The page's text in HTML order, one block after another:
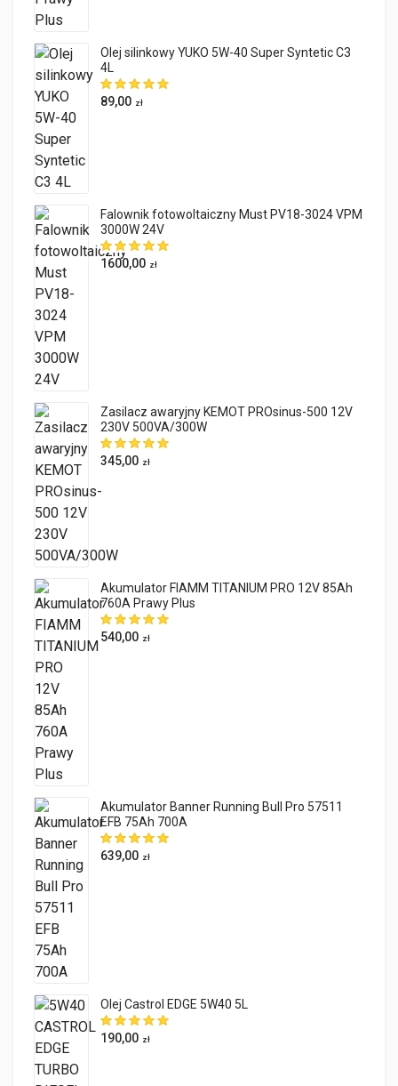
Olej silinkowy YUKO 5W-40 Super Syntetic C3
4L
89,00 zł
Falownik fotowoltaiczny Must PV18-3024 VPM
3000W 24V
1600,00 zł
Zasilacz awaryjny KEMOT PROsinus-500 12V
230V 500VA/300W
345,00 zł
Akumulator FIAMM TITANIUM PRO 12V 85Ah
760A Prawy Plus
540,00 zł
Akumulator Banner Running Bull Pro 57511
EFB 75Ah 700A
639,00 zł
Olej Castrol EDGE 5W40 5L
190,00 zł